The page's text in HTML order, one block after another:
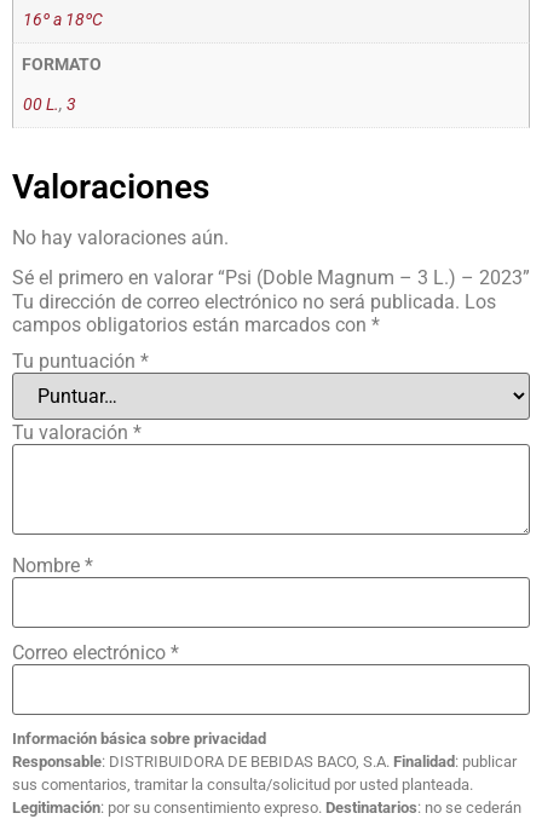
16º a 18ºC
FORMATO
00 L., 3
Valoraciones
No hay valoraciones aún.
Sé el primero en valorar “Psi (Doble Magnum – 3 L.) – 2023”
Tu dirección de correo electrónico no será publicada. Los
campos obligatorios están marcados con *
Tu puntuación *
Tu valoración *
Nombre *
Correo electrónico *
Información básica sobre privacidad
Responsable: DISTRIBUIDORA DE BEBIDAS BACO, S.A. Finalidad : publicar
sus comentarios, tramitar la consulta/solicitud por usted planteada.
Legitimación: por su consentimiento expreso. Destinatarios: no se cederán